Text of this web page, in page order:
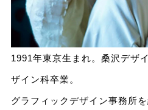
1991年東京生まれ。桑沢デザ
ザイン科卒業。
グラフィックデザイン事務所